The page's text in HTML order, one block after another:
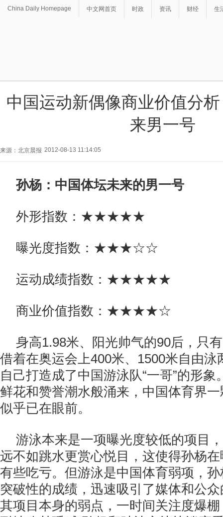
China Daily Homepage 中文网首页 时政 资讯 财经 生
中国运动新偶像商业价值分
来男一号
来源：北京晨报 2012-08-13 11:14:05
孙杨：中国体坛未来的男一号
外形指数：★★★★★
曝光度指数：★★★☆☆
运动成绩指数：★★★★★
商业价值指数：★★★★☆
身高1.98米、阳光帅气的90后，只
借着在奥运会上400米、1500米自由泳
自己打造成了中国游泳队“一哥”的形
鲜花和赞誉潮水般涌来，中国体育界
似乎已在眼前。
游泳本来是一项曝光度较低的项目
远不如跳水更赏心悦目，这使得孙杨
有些吃亏。但游泳是中国体育弱项，
突破性的成绩，迅速吸引了媒体和公
其项目本身的弱点，一时间关注度爆